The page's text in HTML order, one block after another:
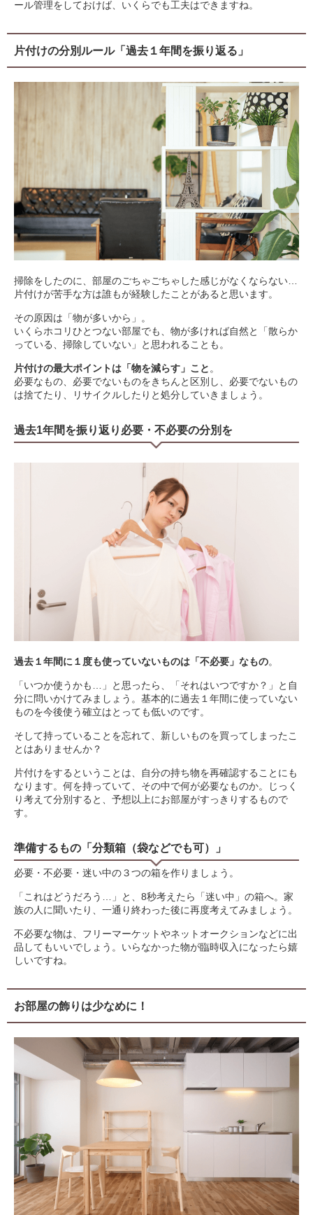
ール管理をしておけば、いくらでも工夫はできますね。
片付けの分別ルール「過去１年間を振り返る」
掃除をしたのに、部屋のごちゃごちゃした感じがなくならない…
片付けが苦手な方は誰もが経験したことがあると思います。
その原因は「物が多いから」。
いくらホコリひとつない部屋でも、物が多ければ自然と「散らか
っている、掃除していない」と思われることも。
片付けの最大ポイントは「物を減らす」こと 。
必要なもの、必要でないものをきちんと区別し、必要でないもの
は捨てたり、リサイクルしたりと処分していきましょう。
過去1年間を振り返り必要・不必要の分別を
過去１年間に１度も使っていないものは「不必要」なもの。
「いつか使うかも…」と思ったら、「それはいつですか？」と自
分に問いかけてみましょう。基本的に過去１年間に使っていない
ものを今後使う確立はとっても低いのです。
そして持っていることを忘れて、新しいものを買ってしまったこ
とはありませんか？
片付けをするということは、自分の持ち物を再確認することにも
なります。何を持っていて、その中で何が必要なものか。じっく
り考えて分別すると、予想以上にお部屋がすっきりするもので
す。
準備するもの「分類箱（袋などでも可）」
必要・不必要・迷い中の３つの箱を作りましょう。
「これはどうだろう…」と、8秒考えたら「迷い中」の箱へ。家
族の人に聞いたり、一通り終わった後に再度考えてみましょう。
不必要な物は、フリーマーケットやネットオークションなどに出
品してもいいでしょう。いらなかった物が臨時収入になったら嬉
しいですね。
お部屋の飾りは少なめに！